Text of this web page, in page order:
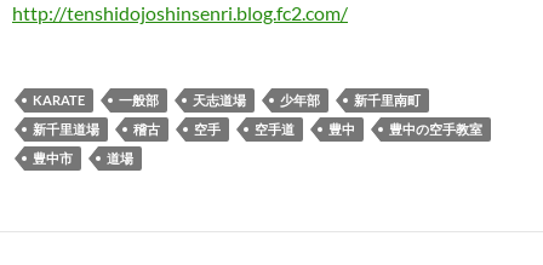
http://tenshidojoshinsenri.blog.fc2.com/
KARATE 一般部 天志道場 少年部
新千里南町
新千里道場
稽古 空手 空手道 豊中
豊中の空手教室
豊中市
道場